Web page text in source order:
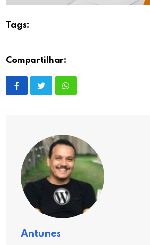
Tags:
Compartilhar:
Antunes